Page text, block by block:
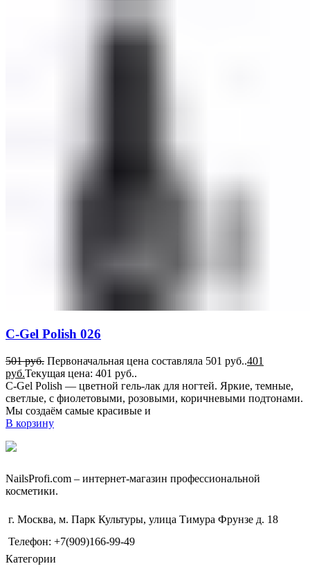
C-Gel Polish 026
501руб. Первоначальная цена составляла 501 руб..401
руб.Текущая цена: 401 руб..
C-Gel Polish — цветной гель-лак для ногтей. Яркие, темные,
светлые, с фиолетовыми, розовыми, коричневыми подтонами.
Мы создаём самые красивые и
В корзину
NailsРrofi.com – интернет-магазин профессиональной
косметики.
г. Москва, м. Парк Культуры, улица Тимура Фрунзе д. 18
Телефон: +7(909)166-99-49
Категории